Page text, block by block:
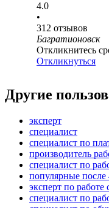
4.0
•
312 отзывов
Багратионовск
Откликнитесь
Откликнуться
Другие
эксперт
специалист
специалист по
производитель
специалист по
популярные после
эксперт по работе
специалист по